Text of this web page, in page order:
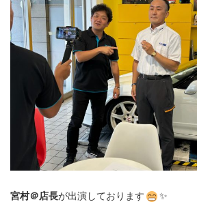
宮村＠店長が出演しております ✨